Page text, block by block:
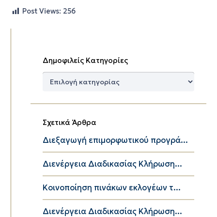
Post Views: 256
Δημοφιλείς Κατηγορίες
Δημοφιλείς
Σχετικά Άρθρα
Διεξαγωγή επιμορφωτικού προγρά...
Διενέργεια Διαδικασίας Κλήρωση...
Κοινοποίηση πινάκων εκλογέων τ...
Διενέργεια Διαδικασίας Κλήρωση...